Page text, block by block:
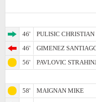
46'
PULISIC CHRISTIAN
46'
GIMENEZ
56'
PAVLOVIC
58'
MAIGNAN MIKE